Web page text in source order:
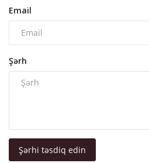
Email
Şərh
Şərhi təsdiq edin